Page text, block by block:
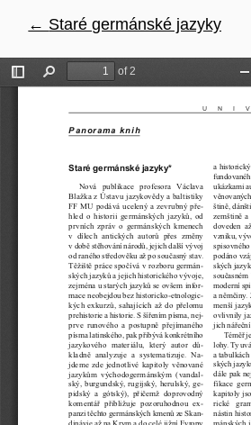
← Návrat na podrobnosti článku
Staré germánské jazyky